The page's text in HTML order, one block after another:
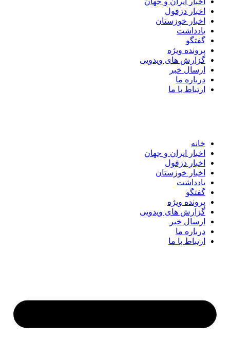
اخبار دزفول
اخبار خوزستان
یادداشت
گفتگو
پرونده ویژه
گزارش های ویدویی
ارسال خبر
درباره ما
ارتباط با ما
خانه
اخبار ایران و جهان
اخبار دزفول
اخبار خوزستان
یادداشت
گفتگو
پرونده ویژه
گزارش های ویدویی
ارسال خبر
درباره ما
ارتباط با ما